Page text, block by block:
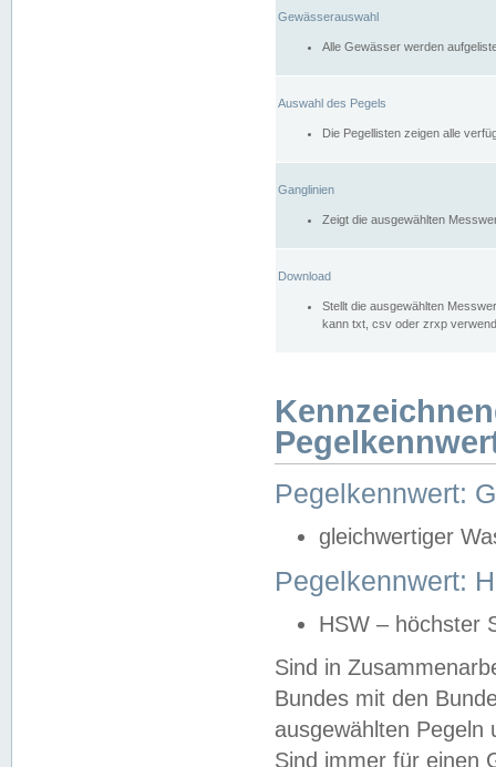
Gewässerauswahl
Alle Gewässer werden
Auswahl des Pegels
Die Pegellisten zeigen alle
Ganglinien
Zeigt die ausgewählten
Download
Stellt die ausgewählten
kann txt, csv oder zrxp
Pegelkennwert:
gleichwertiger
Pegelkennwert:
HSW – höchster
Sind in
Bundes mit den
ausgewählten
Sind immer für einen